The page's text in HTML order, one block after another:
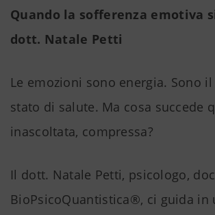
Quando la sofferenza emotiva
dott. Natale Petti
Le emozioni sono energia. Sono
stato di salute. Ma cosa succede
inascoltata, compressa?
Il dott. Natale Petti, psicologo,
BioPsicoQuantistica®, ci guida